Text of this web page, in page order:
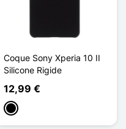
Coque Sony Xperia 10 II
Silicone Rigide
12,99 €
Preto